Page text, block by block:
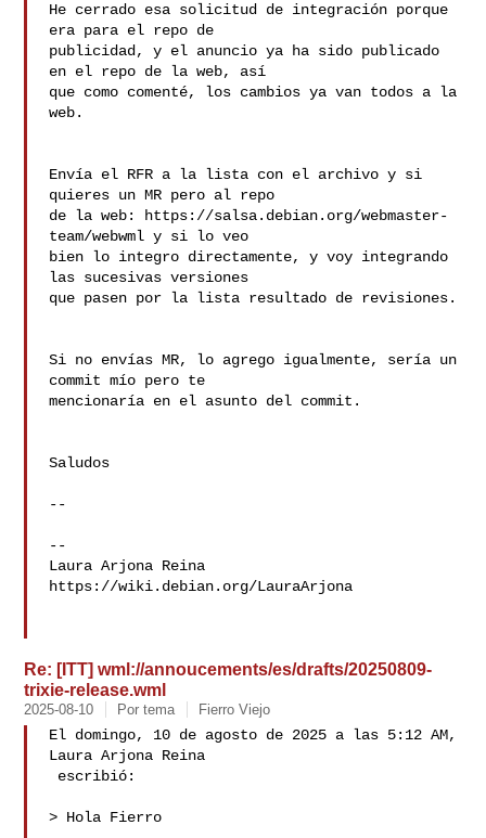
He cerrado esa solicitud de integración porque
era para el repo de
publicidad, y el anuncio ya ha sido publicado
en el repo de la web, así
que como comenté, los cambios ya van todos a la
web.
Envía el RFR a la lista con el archivo y si
quieres un MR pero al repo
de la web: https://salsa.debian.org/webmaster-
team/webwml y si lo veo
bien lo integro directamente, y voy integrando
las sucesivas versiones
que pasen por la lista resultado de revisiones.
Si no envías MR, lo agrego igualmente, sería un
commit mío pero te
mencionaría en el asunto del commit.
Saludos
--
--
Laura Arjona Reina
https://wiki.debian.org/LauraArjona
Re: [ITT] wml://annoucements/es/drafts/20250809-
trixie-release.wml
2025-08-10 Por tema Fierro Viejo
El domingo, 10 de agosto de 2025 a las 5:12 AM,
Laura Arjona Reina
> Hola Fierro